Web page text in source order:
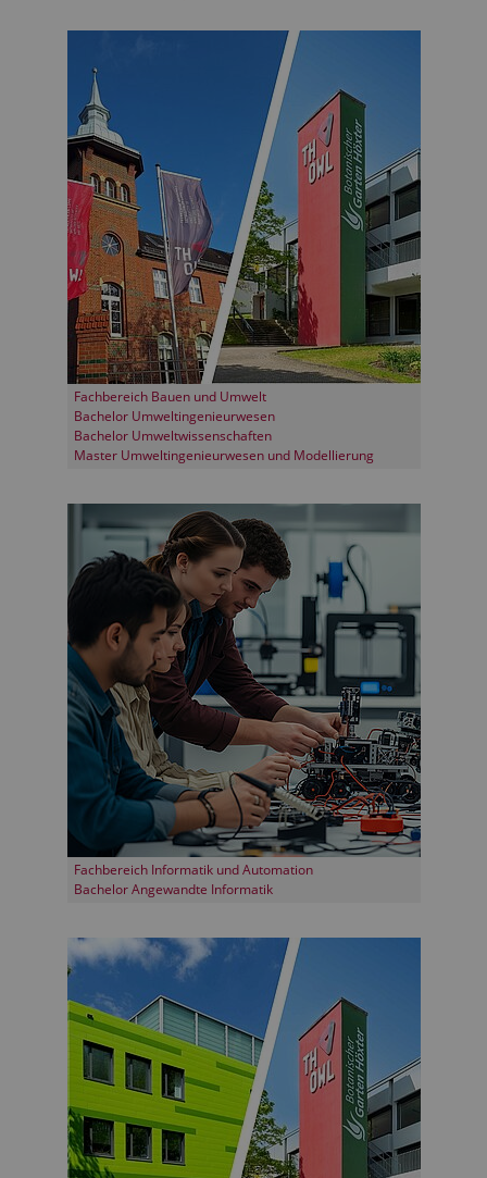
Fachbereich Bauen und Umwelt
Bachelor Umweltingenieurwesen
Bachelor Umweltwissenschaften
Master Umweltingenieurwesen und Modellierung
Fachbereich Informatik und Automation
Bachelor Angewandte Informatik